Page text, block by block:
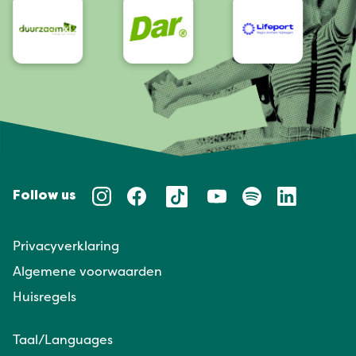
Follow us
Privacyverklaring
Algemene voorwaarden
Huisregels
Taal/Languages